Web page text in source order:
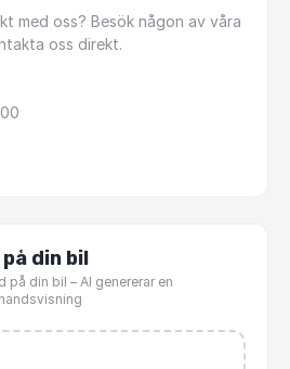
med oss? Besök någon av våra
oss direkt.
din bil
på din bil – AI genererar en